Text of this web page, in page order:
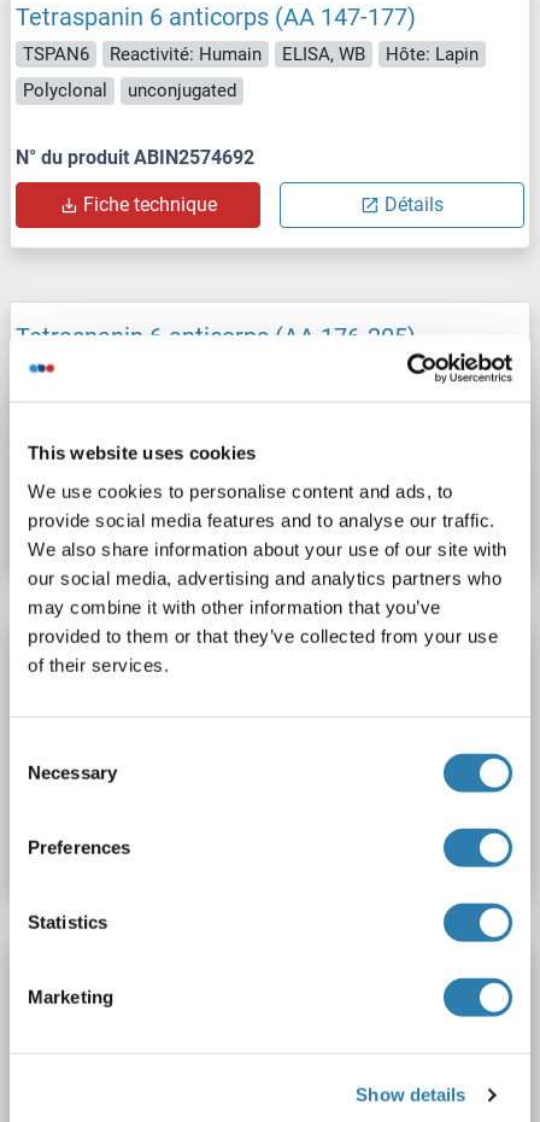
This website uses cookies
We use cookies to personalise content and ads, to
provide social media features and to analyse our traffic.
We also share information about your use of our site with
our social media, advertising and analytics partners who
may combine it with other information that you’ve
provided to them or that they’ve collected from your use
of their services.
Selection
Necessary
Preferences
Statistics
Marketing
Show details
Tetraspanin 6 anticorps (AA 147-177)
TSPAN6 Reactivité: Humain ELISA, WB
Hôte: Lapin
Polyclonal
unconjugated
N° du produit ABIN2574692
Fiche technique Détails
Tetraspanin 6 anticorps (AA 176-205)
TSPAN6
WB, FACS
Hôte: Lapin
Polyclonal unconjugated
Fiche technique Détails
Tetraspanin 6 anticorps (C-Term)
Fiche technique
Tetraspanin 6 anticorps (AA 115-208) (Biotin)
Reactivité: Humain
Polyclonal
Biotin